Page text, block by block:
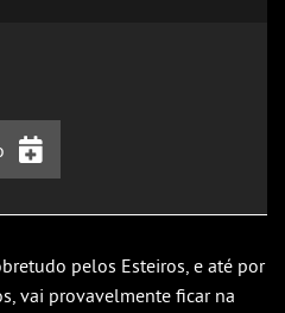
pelos Esteiros, e até por
vai provavelmente ficar na